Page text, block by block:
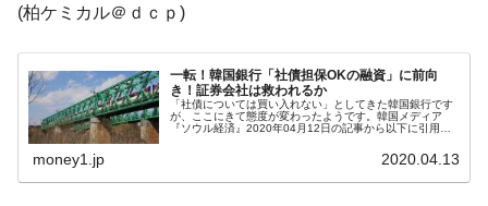
『Money1』
韓国製造業「半導体絶好調」のウラで他業
『Money1』
【米韓激突案件】韓国消費者院が『クーパ
ン』1人当たり賠償10万ウォンを認定 ⇒ 総額3兆7,000億
『Money1』 韓国で猛暑。南東部では干ばつ
『Money1』
韓国型イージス搭載の次世代駆逐艦
(柏ケミカル＠ｄｃｐ)
一転！韓国銀行「社債担保OKの融資」に前向
き！証券会社は救われるか
「社債については買い入れない」としてきた韓国銀行です
が、ここにきて態度が変わったようです。韓国メディア
『ソウル経済』2020年04月12日の記事から以下に引用し
money1.jp 2020.04.13